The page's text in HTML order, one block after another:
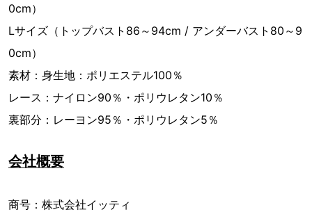
0cm）
Lサイズ（トップバスト86～94cm / アンダーバスト80～9
0cm）
素材：身生地：ポリエステル100％
レース：ナイロン90％・ポリウレタン10％
裏部分：レーヨン95％・ポリウレタン5％
会社概要
商号：株式会社イッティ